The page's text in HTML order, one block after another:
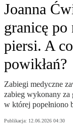
Joanna
granicę po
piersi. A
powikłań?
Zabiegi medyczne
zabieg wykonany
w której popełniono
Publikacja: 12.06.2026 04:30